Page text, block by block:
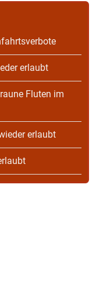
erlaubt
Fluten im
erlaubt